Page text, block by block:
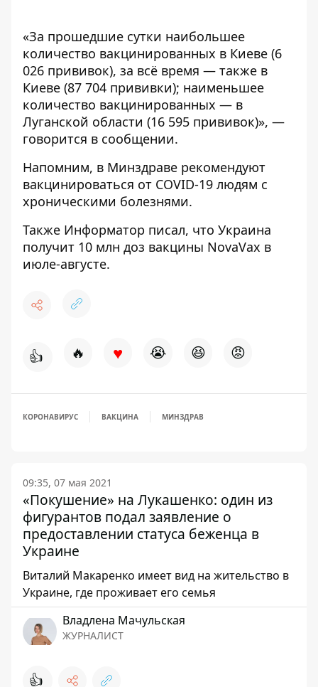
«За прошедшие сутки наибольшее
количество вакцинированных в Киеве (6
026 прививок), за всё время — также в
Киеве (87 704 прививки); наименьшее
количество вакцинированных — в
Луганской области (16 595 прививок)», —
говорится в сообщении.
Напомним, в Минздраве рекомендуют
вакцинироваться от COVID-19 людям с
хроническими болезнями.
Также Информатор писал, что Украина
получит 10 млн доз вакцины NovaVax в
июле-августе.
👍 🔥 ♥ 😭 😆 😡
КОРОНАВИРУС ВАКЦИНА МИНЗДРАВ
09:35, 07 мая 2021
«Покушение» на Лукашенко: один из
фигурантов подал заявление о
предоставлении статуса беженца в
Украине
Виталий Макаренко имеет вид на жительство в
Украине, где проживает его семья
Владлена Мачульская
ЖУРНАЛИСТ
👍